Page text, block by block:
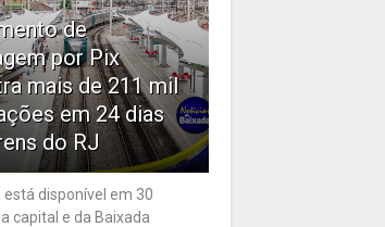
de
por Pix
mais de 211 mil
em 24 dias
do RJ
está disponível em 30
capital e da Baixada